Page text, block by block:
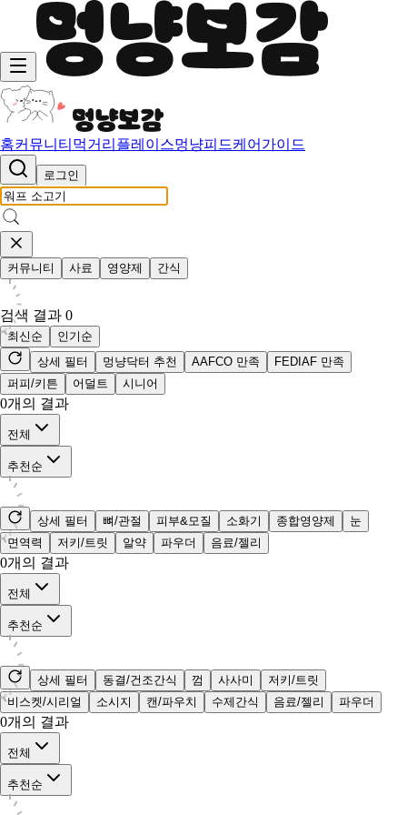
홈커뮤니티 먹거리 플레이스멍냥피드케어가이드
로그인
커뮤니티 사료 영양제 간식
검색 결과 0
최신순
인기순
상세 필터
멍냥닥터 추천 AAFCO 만족
FEDIAF 만족
퍼피/키튼
어덜트 시니어
0개의 결과
전체
추천순
상세 필터 뼈/관절 피부&모질 소화기 종합영양제
눈
면역력
저키/트릿 알약 파우더 음료/젤리
0개의 결과
전체
추천순
상세 필터 동결/건조간식 껌 사사미
저키/트릿
비스켓/시리얼
소시지 캔/파우치 수제간식 음료/젤리 파우더
0개의 결과
전체
추천순